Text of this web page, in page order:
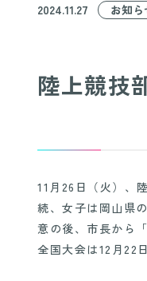
2024.11.27 お知ら
陸上競技
11月26日（火）、
続、女子は岡山県
意の後、市長から
全国大会は12月22